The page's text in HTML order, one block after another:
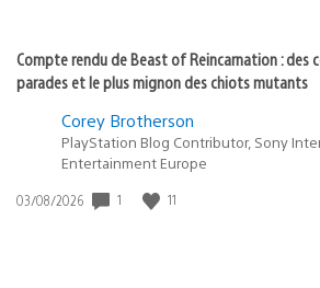
Compte rendu de Beast of Reincarnation : des
parades et le plus mignon des chiots mutants
Corey Brotherson
PlayStation Blog Contributor, Sony
Entertainment Europe
Date
03/08/2026 1 11